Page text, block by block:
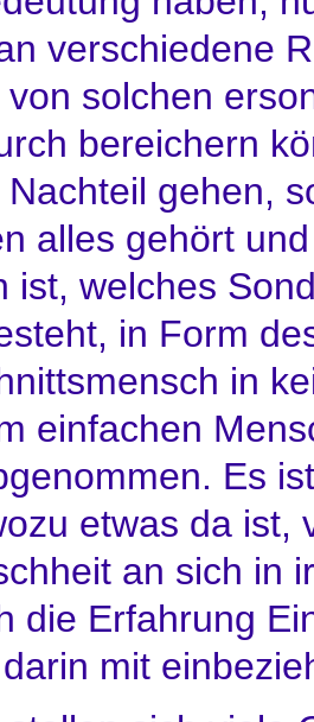
verschiedene
solchen
bereichern
gehen,
alles gehört
ist, welches
in Form
in
einfachen
Es
etwas da ist,
an sich in
die Erfahrung
mit